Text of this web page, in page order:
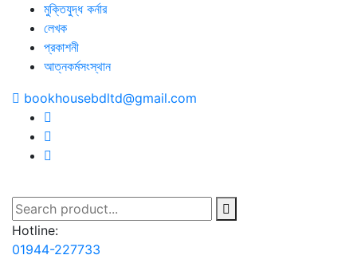
মুক্তিযুদ্ধ কর্নার
লেখক
প্রকাশনী
আত্নকর্মসংস্থান
bookhousebdltd@gmail.com
Hotline:
01944-227733